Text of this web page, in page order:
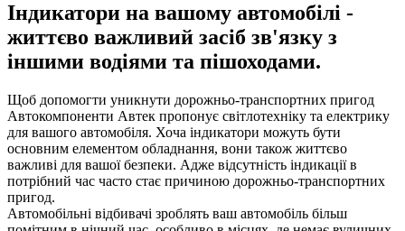
Індикатори на вашому автомобілі -
життєво важливий засіб зв'язку з
іншими водіями та пішоходами.
Щоб допомогти уникнути дорожньо-транспортних пригод
Автокомпоненти Автек пропонує світлотехніку та електрику
для вашого автомобіля. Хоча індикатори можуть бути
основним елементом обладнання, вони також життєво
важливі для вашої безпеки. Адже відсутність індикації в
потрібний час часто стає причиною дорожньо-транспортних
пригод.
Автомобільні відбивачі зроблять ваш автомобіль більш